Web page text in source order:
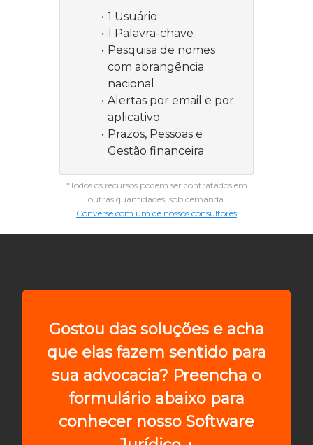
1 Usuário
1 Palavra-chave
Pesquisa de nomes
com abrangência
nacional
Alertas por email e por
aplicativo
Prazos, Pessoas e
Gestão financeira
*Todos os recursos podem ser contratados em
outras quantidades, sob demanda.
Converse com um de nossos consultores
Gostou das soluções e acha
que elas fazem sentido para
sua advocacia? Preencha o
formulário abaixo para
conhecer nosso Software